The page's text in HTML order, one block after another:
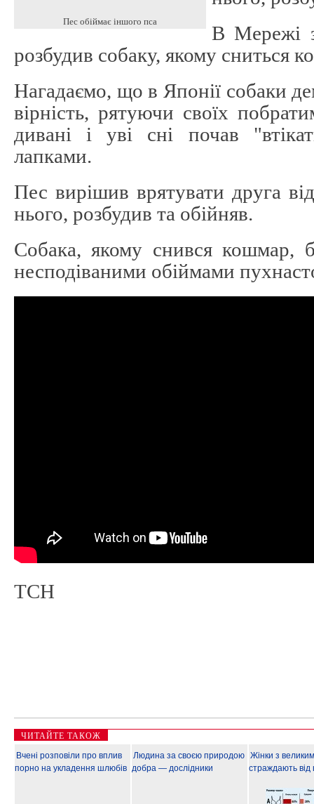
Пес обіймає іншого пса
В Мережі
розбудив собаку, якому сниться
Нагадаємо, що в Японії собаки
вірність, рятуючи своїх
дивані і уві сні почав
лапками.
Пес вирішив врятувати друга
нього, розбудив та обійняв.
Собака, якому снився кошмар,
несподіваними обіймами
ТСН
ЧИТАЙТЕ ТАКОЖ
Вчені розповіли про вплив
порно на укладення шлюбів
Людина за своєю природою
добра — дослідники
Жінки з
страждають від